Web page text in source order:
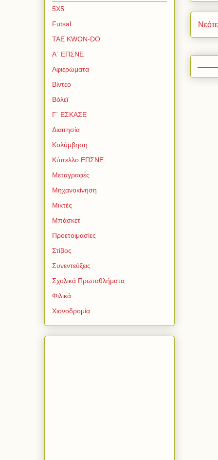
5Χ5
Futsal
TAE KWON-DO
Α΄ ΕΠΣΝΕ
Αφιερώματα
Βίντεο
Βόλεϊ
Γ΄ ΕΣΚΑΣΕ
Διαιτησία
Κολύμβηση
Κύπελλο ΕΠΣΝΕ
Μεταγραφές
Μηχανοκίνηση
Μικτές
Μπάσκετ
Προετοιμασίες
Στίβος
Συνεντεύξεις
Σχολικά Πρωταθλήματα
Φιλικά
Χιονοδρομία